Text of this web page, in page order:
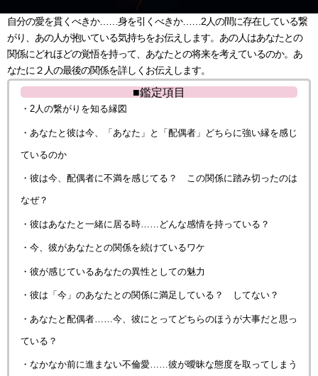
自分の愛を貫くべきか……身を引くべきか……2人の間に存在している繋
がり、あの人が抱いている気持ちをお伝えします。あの人はあなたとの
関係にどれほどの覚悟を持って、あなたとの将来を考えているのか。あ
なたに２人の最後の関係を詳しくお伝えします。
■鑑定項目
・2人の繋がりを知る縁図
・あなたと彼は今、「あなた」と「配偶者」どちらに強い縁を感じ
ているのか
・彼は今、配偶者に不満を感じてる？ この関係に踏み切ったのは
なぜ？
・彼はあなたと一緒に居る時……どんな感情を持っている？
・今、彼があなたとの関係を続けているワケ
・彼が感じているあなたの異性としての魅力
・彼は「今」のあなたとの関係に満足している？ してない？
・あなたと配偶者……今、彼にとってどちらのほうが大事だと思っ
ている？
・なかなか前に進まない不倫愛……彼が曖昧な態度を取ってしまう